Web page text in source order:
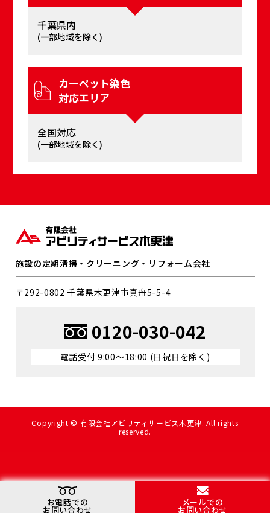
千葉県内
(⼀部地域を除く)
カーペット染⾊
対応エリア
全国対応
(⼀部地域を除く)
施設の定期清掃・クリーニング・リフォーム会社
〒292-0802 千葉県⽊更津市真⾈5-5-4
0120-030-042
電話受付 9:00〜18:00 (⽇祝⽇を除く)
Copyright © 有限会社アビリティサービス木更津. All rights
reserved.
お電話での
お問い合わせ
メールでの
お問い合わせ